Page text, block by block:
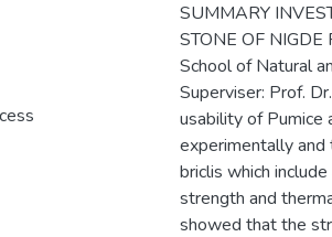
SUMMARY
STONE OF NIGDE
School of Natural
Superviser: Prof.
usability of Pumice
experimentally
briclis which
strength and
showed that the